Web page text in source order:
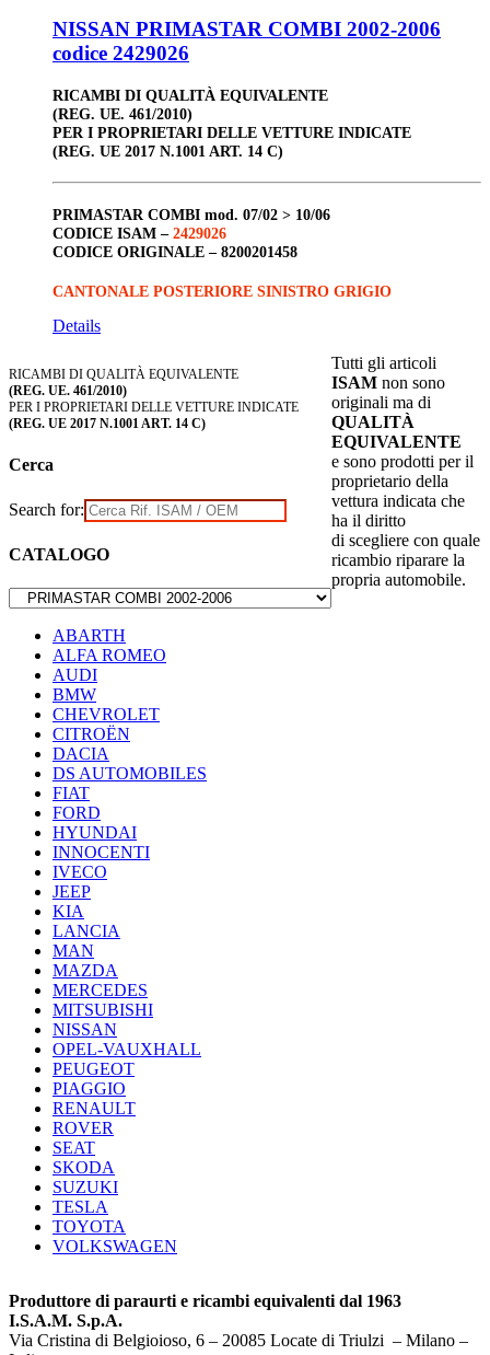
NISSAN PRIMASTAR COMBI 2002-2006
codice 2429026
RICAMBI DI QUALITÀ EQUIVALENTE
(REG. UE. 461/2010)
PER I PROPRIETARI DELLE VETTURE INDICATE
(REG. UE 2017 N.1001 ART. 14 C)
PRIMASTAR COMBI mod. 07/02 > 10/06
CODICE ISAM – 2429026
CODICE ORIGINALE – 8200201458
CANTONALE POSTERIORE SINISTRO GRIGIO
Details
RICAMBI DI QUALITÀ EQUIVALENTE
(REG. UE. 461/2010)
PER I PROPRIETARI DELLE VETTURE INDICATE
(REG. UE 2017 N.1001 ART. 14 C)
Cerca
Search for:
CATALOGO
ABARTH
ALFA ROMEO
AUDI
BMW
CHEVROLET
CITROËN
DACIA
DS AUTOMOBILES
FIAT
FORD
HYUNDAI
INNOCENTI
IVECO
JEEP
KIA
LANCIA
MAN
MAZDA
MERCEDES
MITSUBISHI
NISSAN
OPEL-VAUXHALL
PEUGEOT
PIAGGIO
RENAULT
ROVER
SEAT
SKODA
SUZUKI
TESLA
TOYOTA
VOLKSWAGEN
Tutti gli articoli
ISAM non sono
originali ma di
QUALITÀ
EQUIVALENTE
e sono prodotti per il
proprietario della
vettura indicata che
ha il diritto
di scegliere con quale
ricambio riparare la
propria automobile.
Produttore di paraurti e ricambi equivalenti dal 1963
I.S.A.M. S.p.A.
Via Cristina di Belgioioso, 6 – 20085 Locate di Triulzi – Milano –